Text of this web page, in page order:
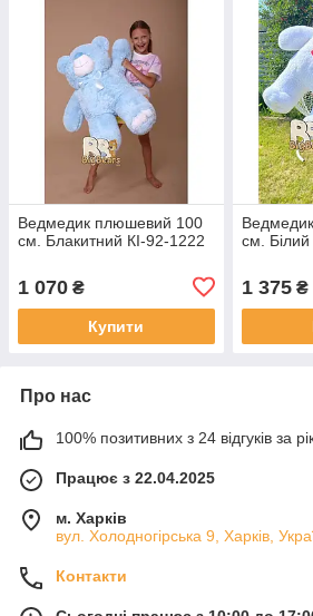
Ведмедик плюшевий 100
см. Блакитний КІ-92-1222
1 070 ₴
Купити
см.
1 375₴
Про нас
100% позитивних з 24 відгуків за
Працює з 22.04.2025
м. Харків
вул. Холодногірська 9, Харків,
Контакти